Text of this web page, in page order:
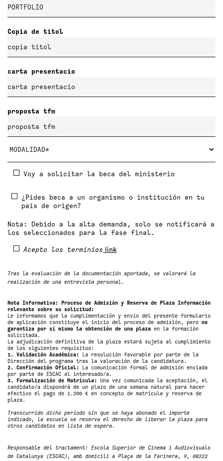
Copia de titol
carta presentacio
proposta tfm
Voy a solicitar la beca del ministerio
¿Pides beca a un organismo o institución en tu
país de origen?
Nota: Debido a la alta demanda, solo se notificará a
los seleccionados para la fase final.
Acepto los terminios link
Tras la evaluación de la documentación aportada, se valorará la
realización de una entrevista personal.
Nota Informativa: Proceso de Admisión y Reserva de Plaza Información
relevante sobre su solicitud:
Le informamos que la cumplimentación y envío del presente formulario
de aplicación constituye el inicio del proceso de admisión, pero no
garantiza por sí mismo la obtención de una plaza en la formación
solicitada.
La adjudicación definitiva de la plaza estará sujeta al cumplimiento
de los siguientes requisitos:
1. Validación Académica:
La resolución favorable por parte de la
Dirección del programa tras la valoración de la candidatura.
2. Confirmación Oficial:
La comunicación formal de admisión enviada
por parte de ESCAC al interesado/a.
3. Formalización de Matrícula:
Una vez comunicada la aceptación, el
candidato/a dispondrá de un plazo de una semana natural para hacer
efectivo el pago de 1.200 € en concepto de matrícula y reserva de
plaza.
Transcurrido dicho periodo sin que se haya abonado el importe
indicado, la escuela se reserva el derecho de liberar la plaza para
otros candidatos en lista de espera.
Responsable del tractament: Escola Superior de Cinema i Audiovisuals
de Catalunya (ESCAC), amb domicili a Plaça de la Farinera, 9, 08222